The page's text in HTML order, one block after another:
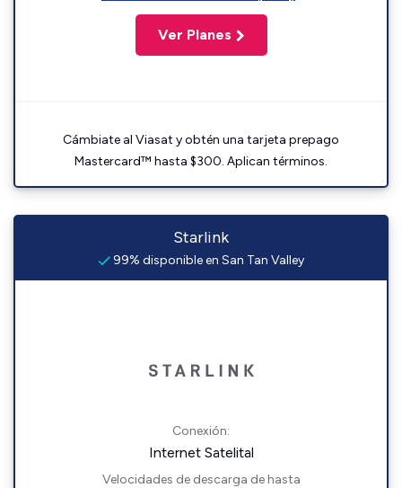
Ver Planes
Cámbiate al Viasat y obtén una tarjeta prepago
Mastercard™ hasta $300. Aplican términos.
Starlink
99% disponible en San Tan Valley
Conexión:
Internet Satelital
Velocidades de descarga de hasta